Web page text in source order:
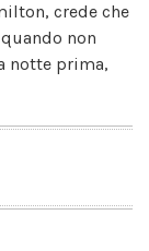
crede che
non
notte prima,